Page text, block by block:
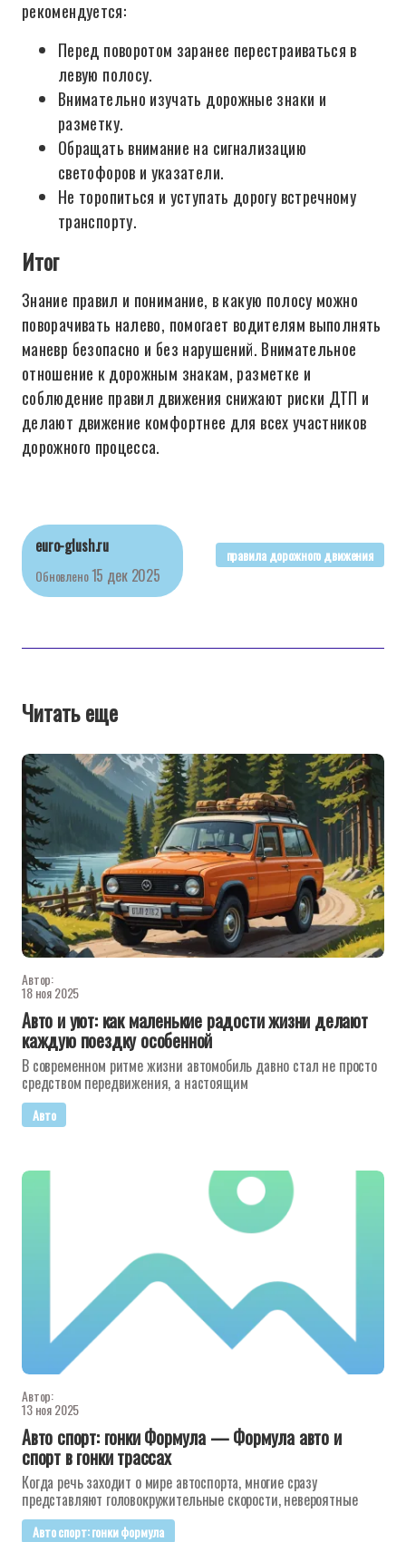
рекомендуется:
Перед поворотом заранее перестраиваться в
левую полосу.
Внимательно изучать дорожные знаки и
разметку.
Обращать внимание на сигнализацию
светофоров и указатели.
Не торопиться и уступать дорогу встречному
транспорту.
Итог
Знание правил и понимание, в какую полосу можно
поворачивать налево, помогает водителям выполнять
маневр безопасно и без нарушений. Внимательное
отношение к дорожным знакам, разметке и
соблюдение правил движения снижают риски ДТП и
делают движение комфортнее для всех участников
дорожного процесса.
euro-glush.ru
Обновлено15 дек 2025
правила дорожного движения
Читать еще
Автор:
18 ноя 2025
Авто и уют: как маленькие радости жизни делают
каждую поездку особенной
В современном ритме жизни автомобиль давно стал не просто
средством передвижения, а настоящим
Авто
Автор:
13 ноя 2025
Авто спорт: гонки Формула — Формула авто и
спорт в гонки трассах
Когда речь заходит о мире автоспорта, многие сразу
представляют головокружительные скорости, невероятные
Авто спорт: гонки формула